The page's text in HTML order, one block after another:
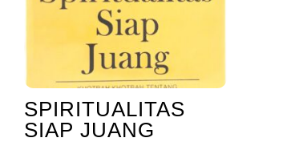
SPIRITUALITAS
SIAP JUANG